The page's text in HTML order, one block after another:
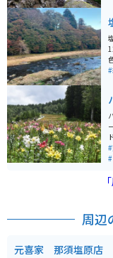
周辺
元喜家 那須塩原店